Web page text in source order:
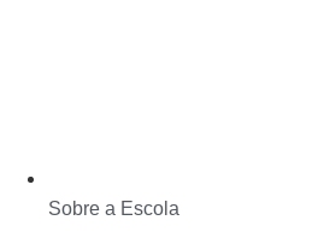
Sobre a Escola